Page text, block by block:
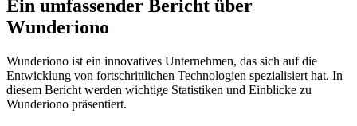
Ein umfassender Bericht über
Wunderiono
Wunderiono ist ein innovatives Unternehmen, das sich auf die
Entwicklung von fortschrittlichen Technologien spezialisiert hat. In
diesem Bericht werden wichtige Statistiken und Einblicke zu
Wunderiono präsentiert.